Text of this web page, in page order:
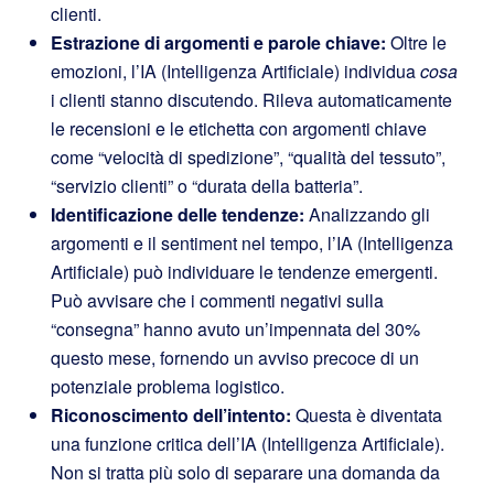
clienti.
Estrazione di argomenti e parole chiave: Oltre le
emozioni, l’IA (Intelligenza Artificiale) individuacosa
i clienti stanno discutendo. Rileva automaticamente
le recensioni e le etichetta con argomenti chiave
come “velocità di spedizione”, “qualità del tessuto”,
“servizio clienti” o “durata della batteria”.
Identificazione delle tendenze: Analizzando gli
argomenti e il sentiment nel tempo, l’IA (Intelligenza
Artificiale) può individuare le tendenze emergenti.
Può avvisare che i commenti negativi sulla
“consegna” hanno avuto un’impennata del 30%
questo mese, fornendo un avviso precoce di un
potenziale problema logistico.
Riconoscimento dell’intento: Questa è diventata
una funzione critica dell’IA (Intelligenza Artificiale).
Non si tratta più solo di separare una domanda da